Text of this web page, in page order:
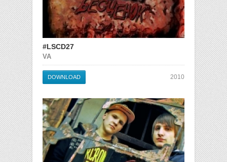
#LSCD27
VA
DOWNLOAD 2010